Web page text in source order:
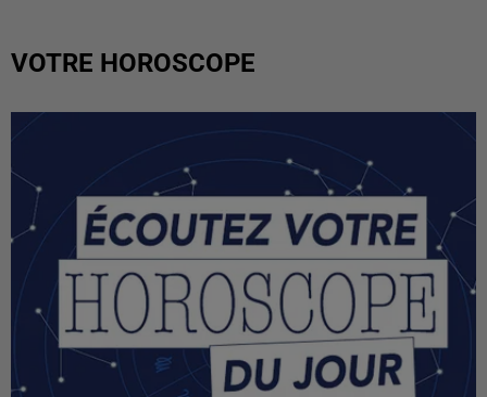
VOTRE HOROSCOPE